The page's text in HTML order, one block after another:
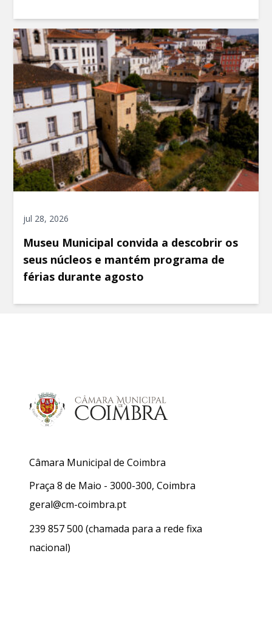
jul 28, 2026
Museu Municipal convida a descobrir os
seus núcleos e mantém programa de
férias durante agosto
Câmara Municipal de Coimbra
Praça 8 de Maio - 3000-300, Coimbra
geral@cm-coimbra.pt
239 857 500 (chamada para a rede fixa
nacional)